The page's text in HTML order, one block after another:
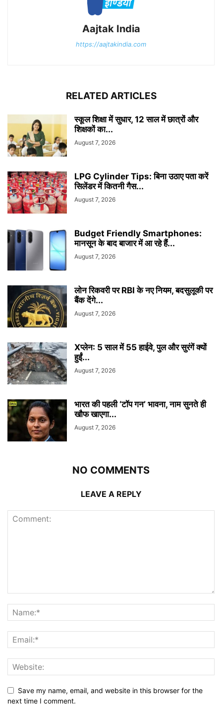
Aajtak India
https://aajtakindia.com
RELATED ARTICLES
स्कूल शिक्षा में सुधार, 12 साल में छात्रों और
शिक्षकों का...
August 7, 2026
LPG Cylinder Tips: बिना उठाए पता करें
सिलेंडर में कितनी गैस...
August 7, 2026
Budget Friendly Smartphones:
मानसून के बाद बाजार में आ रहे हैं...
August 7, 2026
लोन रिकवरी पर RBI के नए नियम, बदसुलूकी पर
बैंक देंगे...
August 7, 2026
Xप्लेन: 5 साल में 55 हाईवे, पुल और सुरंगें क्यों
हुईं...
August 7, 2026
भारत की पहली ‘टॉप गन’ भावना, नाम सुनते ही
खौफ खाएगा...
August 7, 2026
NO COMMENTS
LEAVE A REPLY
Save my name, email, and website in this browser for the
next time I comment.